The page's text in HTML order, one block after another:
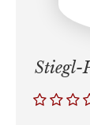
Stiegl-